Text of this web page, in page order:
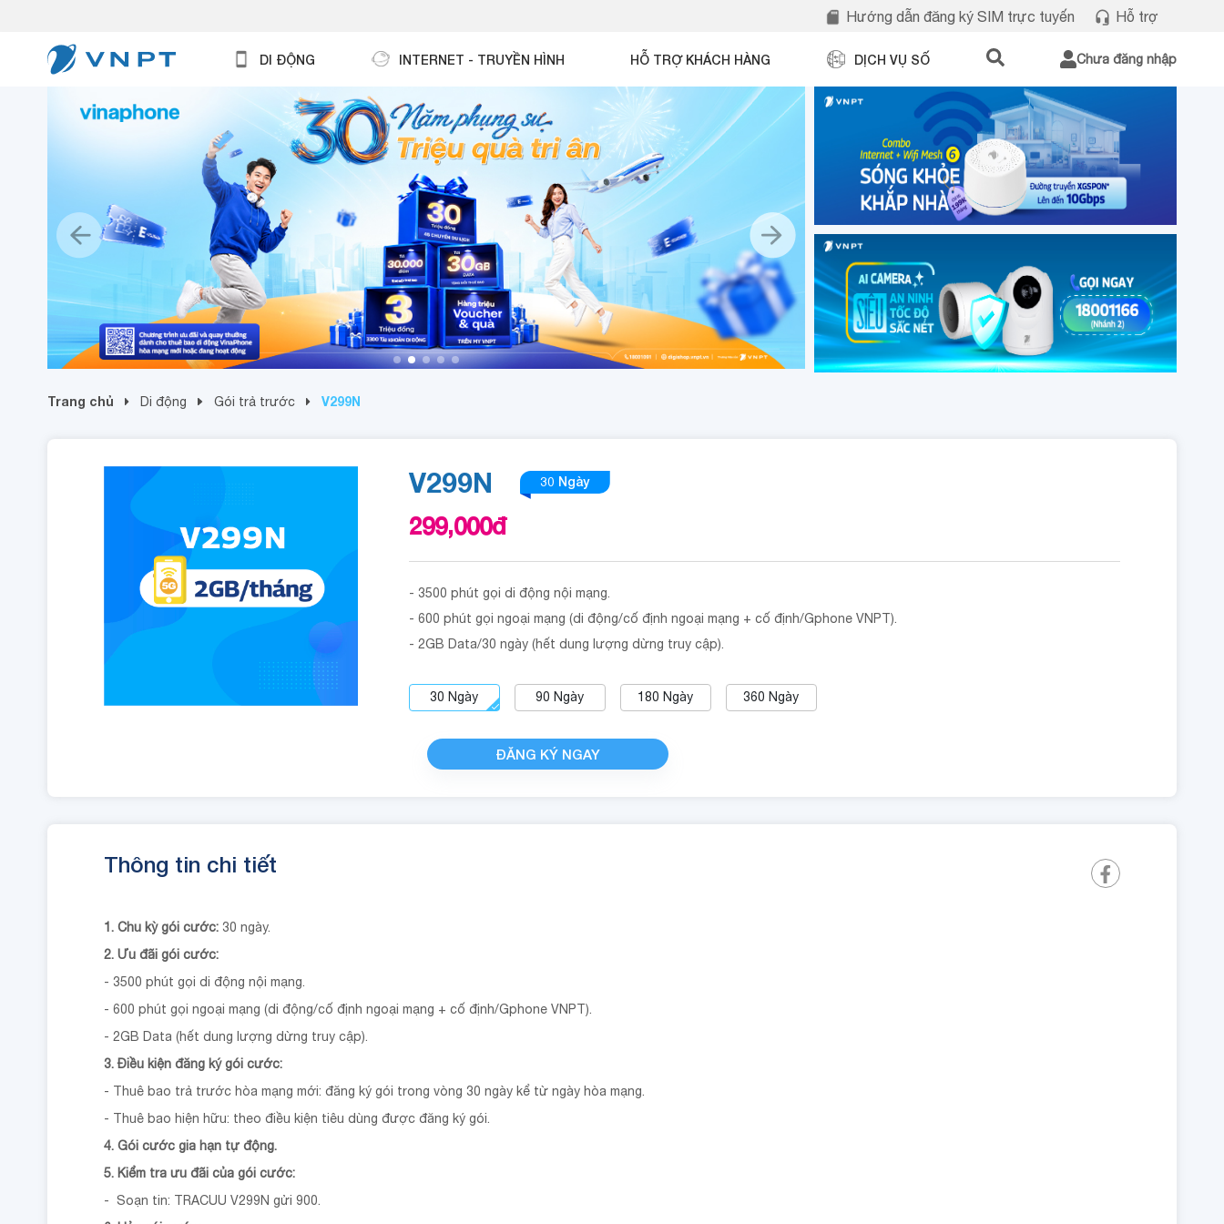
Hướng dẫn đăng ký SIM trực tuyến Hỗ trợ
DI ĐỘNG INTERNET - TRUYỀN HÌNH HỖ TRỢ KHÁCH HÀNG DỊCH VỤ SỐ Chưa đăng nhập
Trang chủ Di động Gói trả trước V299N
V299N 30 Ngày
299,000đ
- 3500 phút gọi di động nội mạng.
- 600 phút gọi ngoại mạng (di động/cố định ngoại mạng + cố định/Gphone VNPT).
- 2GB Data/30 ngày (hết dung lượng dừng truy cập).
30 Ngày 90 Ngày 180 Ngày 360 Ngày
ĐĂNG KÝ NGAY
Thông tin chi tiết
1. Chu kỳ gói cước: 30 ngày.
2. Ưu đãi gói cước:
- 3500 phút gọi di động nội mạng.
- 600 phút gọi ngoại mạng (di động/cố định ngoại mạng + cố định/Gphone VNPT).
- 2GB Data (hết dung lượng dừng truy cập).
3. Điều kiện đăng ký gói cước:
- Thuê bao trả trước hòa mạng mới: đăng ký gói trong vòng 30 ngày kể từ ngày hòa mạng.
- Thuê bao hiện hữu: theo điều kiện tiêu dùng được đăng ký gói.
4. Gói cước gia hạn tự động.
5. Kiểm tra ưu đãi của gói cước:
- Soạn tin: TRACUU V299N gửi 900.